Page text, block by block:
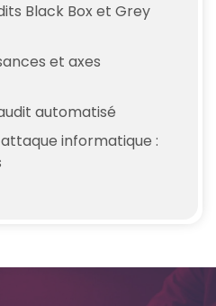
Black Box et Grey
et axes
automatisé
attaque informatique :